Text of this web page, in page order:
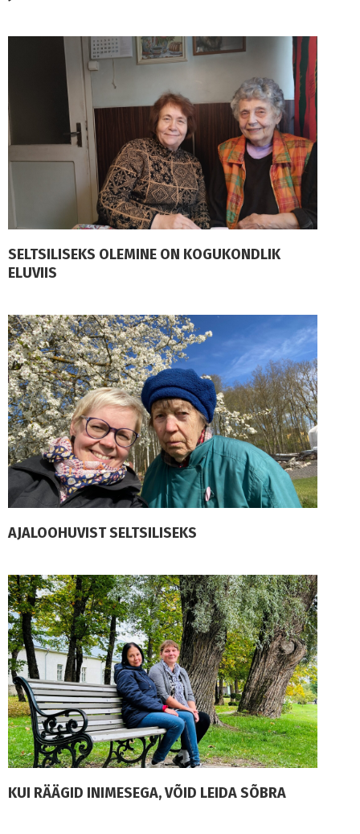
SELTSILISEKS OLEMINE ON KOGUKONDLIK
ELUVIIS
AJALOOHUVIST SELTSILISEKS
KUI RÄÄGID INIMESEGA, VÕID LEIDA SÕBRA